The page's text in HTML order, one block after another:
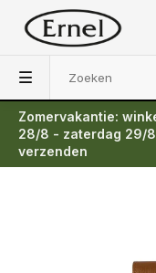
Zomervakantie:
28/8 - zaterdag 29/
verzenden
Terug